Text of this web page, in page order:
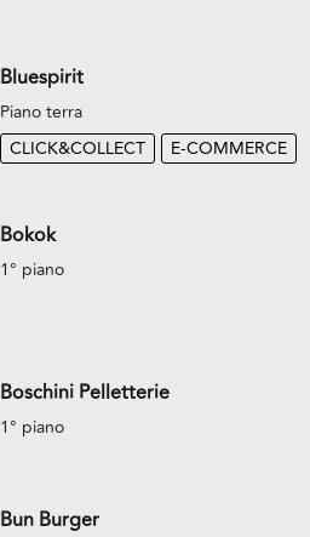
Bluespirit
Piano terra
CLICK&COLLECT
E-COMMERCE
Bokok
1° piano
Boschini Pelletterie
1° piano
Bun Burger